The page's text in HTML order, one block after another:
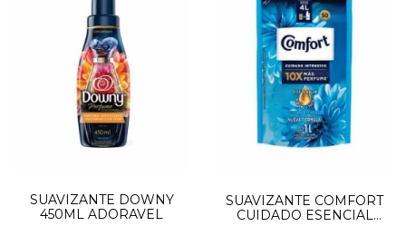
SUAVIZANTE DOWNY
450ML ADORAVEL
SUAVIZANTE COMFORT
CUIDADO ESENCIAL